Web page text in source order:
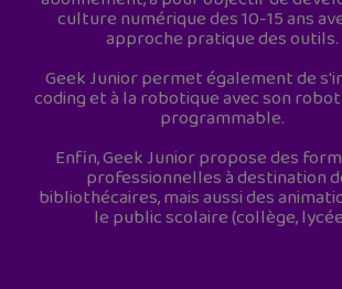
culture numérique des 10-15 ans
approche pratique des outils.
Geek Junior permet également de
coding et à la robotique avec son
programmable.
Enfin, Geek Junior propose des
professionnelles à destination
bibliothécaires, mais aussi des
le public scolaire (collège,